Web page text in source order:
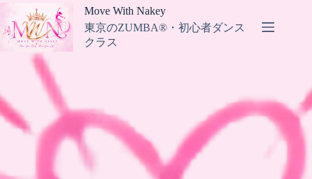
テ
ス
キ
ッ
Move With Nakey
東京のZUMBA®・初心者ダンス
クラス